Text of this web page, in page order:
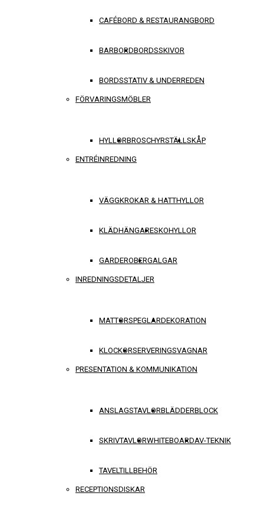
CAFÉBORD & RESTAURANGBORD
BARBORDBORDSSKIVOR
BORDSSTATIV & UNDERREDEN
FÖRVARINGSMÖBLER
HYLLORBROSCHYRSTÄLLSKÅP
ENTRÉINREDNING
VÄGGKROKAR & HATTHYLLOR
KLÄDHÄNGARESKOHYLLOR
GARDEROBERGALGAR
INREDNINGSDETALJER
MATTORSPEGLARDEKORATION
KLOCKORSERVERINGSVAGNAR
PRESENTATION & KOMMUNIKATION
ANSLAGSTAVLORBLÄDDERBLOCK
SKRIVTAVLORWHITEBOARDAV-TEKNIK
TAVELTILLBEHÖR
RECEPTIONSDISKAR